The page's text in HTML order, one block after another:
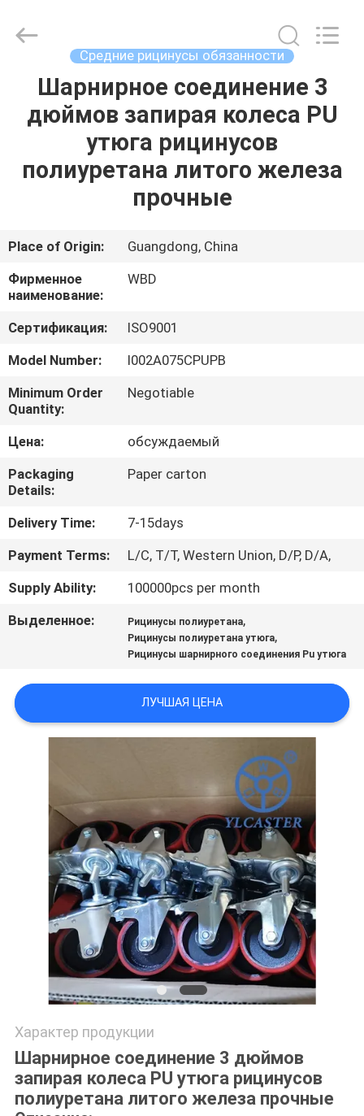
ДОМ
ПРОДУКТЫ
РОЛИКИ
О
НАС
ПУТЕШЕСТВИЕ
ФАБРИКИ
ПРОВЕРКА
КАЧЕСТВА
СВЯЖИТЕСЬ
СПРОСИТЕ
ЦИТАТУ
PRIVACY
Средние рицинусы обязанности
Шарнирное соединение 3
дюймов запирая колеса PU
утюга рицинусов
полиуретана литого железа
прочные
Place of Origin:
Guangdong, China
Фирменное
наименование:
WBD
Сертификация:
ISO9001
Model Number:
I002A075CPUPB
Minimum Order
Quantity:
Negotiable
Цена:
обсуждаемый
Packaging
Details:
Paper carton
Delivery Time:
7-15days
Payment Terms:
L/C, T/T, Western Union, D/P, D/A,
Supply Ability:
100000pcs per month
Выделенное:
Рицинусы полиуретана,
Рицинусы полиуретана утюга,
Рицинусы шарнирного соединения Pu утюга
ЛУЧШАЯ ЦЕНА
Характер продукции
Шарнирное соединение 3 дюймов
запирая колеса PU утюга рицинусов
полиуретана литого железа прочные